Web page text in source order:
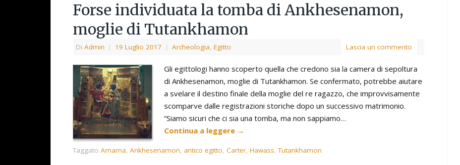
Forse individuata la tomba di Ankhesenamon,
moglie di Tutankhamon
Di Admin | 19 Luglio 2017 | Archeologia, Egitto Lascia un commento
Gli egittologi hanno scoperto quella che credono sia la camera di sepoltura
di Ankhesenamon, moglie di Tutankhamon. Se confermato, potrebbe aiutare
a svelare il destino finale della moglie del re ragazzo, che improvvisamente
scomparve dalle registrazioni storiche dopo un successivo matrimonio.
“Siamo sicuri che ci sia una tomba, ma non sappiamo…
Continua a leggere →
Taggato Amarna, Ankhesenamon, antico egitto, Carter, Hawass,Tutankhamon